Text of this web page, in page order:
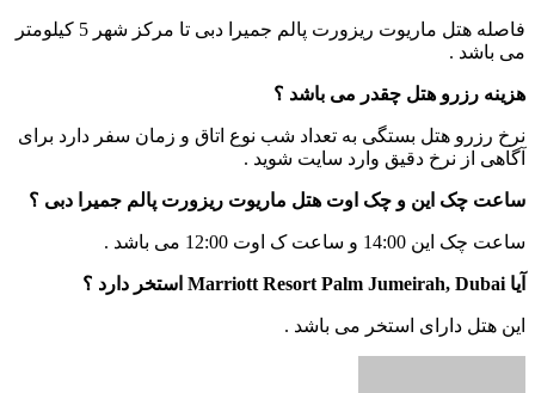
فاصله هتل ماریوت ریزورت پالم جمیرا دبی تا مرکز شهر 5 کیلومتر
می باشد .
هزینه رزرو هتل چقدر می باشد ؟
نرخ رزرو هتل بستگی به تعداد شب نوع اتاق و زمان سفر دارد برای
آگاهی از نرخ دقیق وارد سایت شوید .
ساعت چک این و چک اوت هتل ماریوت ریزورت پالم جمیرا دبی ؟
ساعت چک این 14:00 و ساعت ک اوت 12:00 می باشد .
آیا Marriott Resort Palm Jumeirah, Dubai استخر دارد ؟
این هتل دارای استخر می باشد .